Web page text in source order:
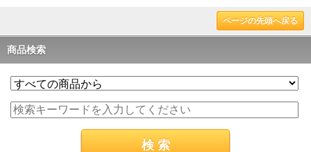
ページの先頭へ戻る
商品検索